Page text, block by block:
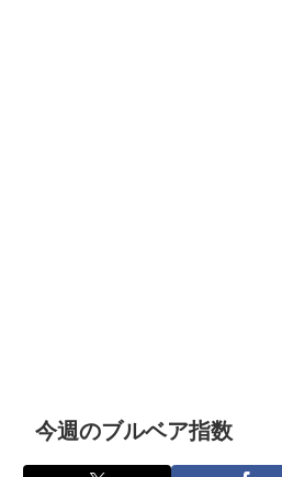
今週のブルベア指数